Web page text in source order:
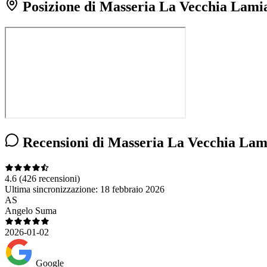
Posizione di Masseria La Vecchia
Recensioni di Masseria La Vecchia
4.6 (426 recensioni)
Ultima sincronizzazione: 18 febbraio 2026
AS
Angelo Suma
2026-01-02
Google